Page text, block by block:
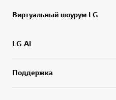
Виртуальный шоурум LG
LG AI
Поддержка